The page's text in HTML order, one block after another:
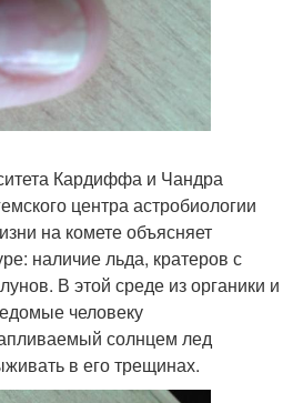
Кардиффа и Чандра
центра астробиологии
на комете объясняет
наличие льда, кратеров с
В этой среде из органики и
человеку
солнцем лед
в его трещинах.